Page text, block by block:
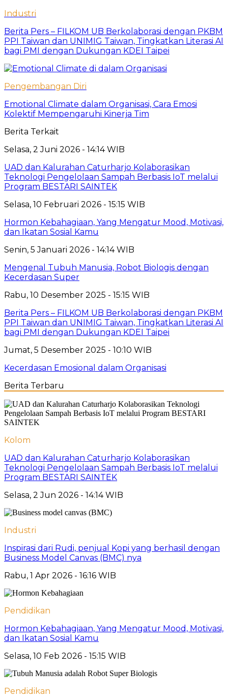
Industri
Berita Pers – FILKOM UB Berkolaborasi dengan PKBM
PPI Taiwan dan UNIMIG Taiwan, Tingkatkan Literasi AI
bagi PMI dengan Dukungan KDEI Taipei
Pengembangan Diri
Emotional Climate dalam Organisasi, Cara Emosi
Kolektif Mempengaruhi Kinerja Tim
Berita Terkait
Selasa, 2 Juni 2026 - 14:14 WIB
UAD dan Kalurahan Caturharjo Kolaborasikan
Teknologi Pengelolaan Sampah Berbasis IoT melalui
Program BESTARI SAINTEK
Selasa, 10 Februari 2026 - 15:15 WIB
Hormon Kebahagiaan, Yang Mengatur Mood, Motivasi,
dan Ikatan Sosial Kamu
Senin, 5 Januari 2026 - 14:14 WIB
Mengenal Tubuh Manusia, Robot Biologis dengan
Kecerdasan Super
Rabu, 10 Desember 2025 - 15:15 WIB
Berita Pers – FILKOM UB Berkolaborasi dengan PKBM
PPI Taiwan dan UNIMIG Taiwan, Tingkatkan Literasi AI
bagi PMI dengan Dukungan KDEI Taipei
Jumat, 5 Desember 2025 - 10:10 WIB
Kecerdasan Emosional dalam Organisasi
Berita Terbaru
Kolom
UAD dan Kalurahan Caturharjo Kolaborasikan
Teknologi Pengelolaan Sampah Berbasis IoT melalui
Program BESTARI SAINTEK
Selasa, 2 Jun 2026 - 14:14 WIB
Industri
Inspirasi dari Rudi, penjual Kopi yang berhasil dengan
Business Model Canvas (BMC) nya
Rabu, 1 Apr 2026 - 16:16 WIB
Pendidikan
Hormon Kebahagiaan, Yang Mengatur Mood, Motivasi,
dan Ikatan Sosial Kamu
Selasa, 10 Feb 2026 - 15:15 WIB
Pendidikan